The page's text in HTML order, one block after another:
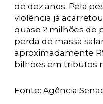
de dez anos. Pela
violência já
quase 2 milhões de
perda de massa
aproximadamente
bilhões em tributos
Fonte: Agência